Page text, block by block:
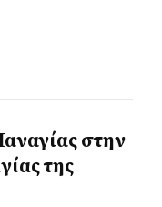
στην
της